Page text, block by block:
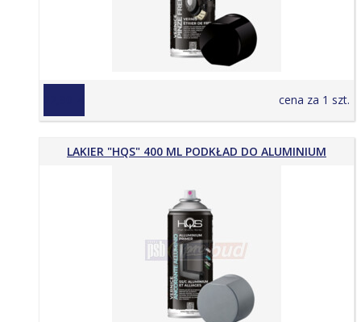
cena za 1 szt.
LAKIER "HQS" 400 ML PODKŁAD DO ALUMINIUM